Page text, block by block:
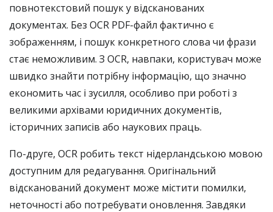
повнотекстовий пошук у відсканованих
документах. Без OCR PDF-файл фактично є
зображенням, і пошук конкретного слова чи фрази
стає неможливим. З OCR, навпаки, користувач може
швидко знайти потрібну інформацію, що значно
економить час і зусилля, особливо при роботі з
великими архівами юридичних документів,
історичних записів або наукових праць.
По-друге, OCR робить текст нідерландською мовою
доступним для редагування. Оригінальний
відсканований документ може містити помилки,
неточності або потребувати оновлення. Завдяки